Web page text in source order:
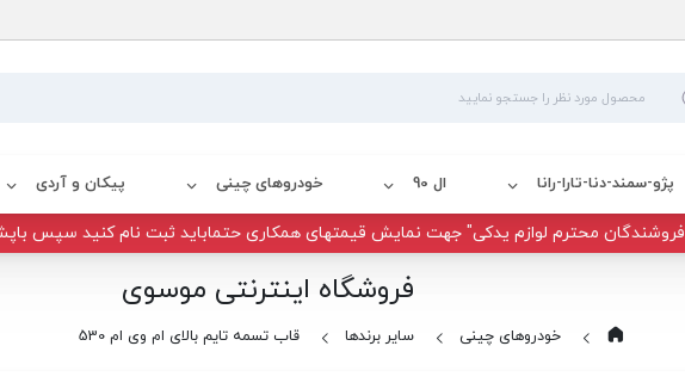
پژو-سمند-دنا-تارا-رانا ال 90 خودروهای چینی پیکان و آردی
فروشندگان محترم لوازم یدکی" جهت نمایش قیمتهای همکاری حتماباید ثبت نام کنید سپس
فروشگاه اینترنتی موسوی
خودروهای چینی سایر برندها قاب تسمه تایم بالای ام وی ام 530